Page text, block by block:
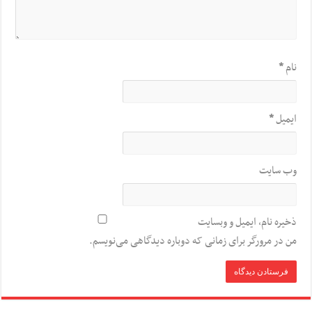
نام*
ایمیل*
وب‌ سایت
ذخیره نام، ایمیل و وبسایت
من در مرورگر برای زمانی که دوباره دیدگاهی می‌نویسم.